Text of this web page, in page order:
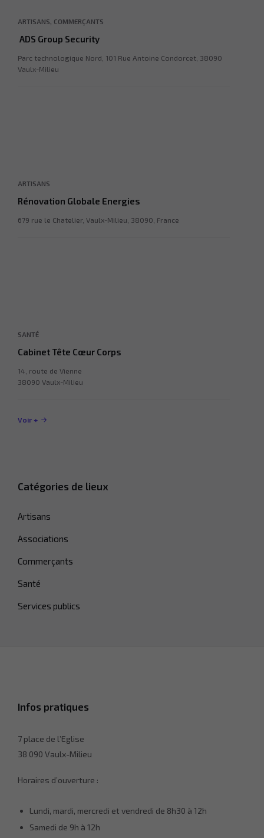
ARTISANS, COMMERÇANTS
ADS Group Security
Parc technologique Nord, 101 Rue Antoine Condorcet, 38090
Vaulx-Milieu
ARTISANS
Rénovation Globale Energies
679 rue le Chatelier, Vaulx-Milieu, 38090, France
SANTÉ
Cabinet Tête Cœur Corps
14, route de Vienne
38090 Vaulx-Milieu
Voir +
Catégories de lieux
Artisans
Associations
Commerçants
Santé
Services publics
Infos pratiques
7 place de l’Eglise
38 090 Vaulx-Milieu
Horaires d’ouverture :
Lundi, mardi, mercredi et vendredi de 8h30 à 12h
Samedi de 9h à 12h